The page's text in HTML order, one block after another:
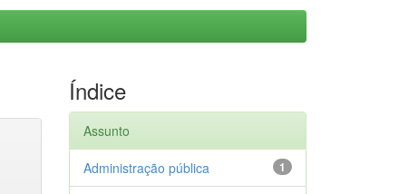
Índice
Assunto
1
Administração pública